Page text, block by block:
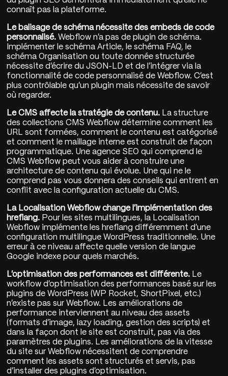
connaît pas la plateforme.
Le balisage de schéma nécessite des embeds de code
personnalisé. Webflow n'a pas de plugin de schéma.
Implémenter le schéma Article, le schéma FAQ, le
schéma Organisation ou toute donnée structurée
nécessite d'écrire du JSON-LD et de l'intégrer via la
fonctionnalité de code personnalisé de Webflow. C'est
plus contrôlable qu'un plugin mais nécessite de savoir
où regarder.
Le CMS affecte la stratégie de contenu. La structure
des collections CMS Webflow détermine comment les
URL sont formées, comment le contenu est catégorisé
et comment le maillage interne est construit de façon
programmatique. Une agence SEO qui comprend le
CMS Webflow peut vous aider à construire une
architecture de contenu qui évolue. Une qui ne le
comprend pas vous donnera des conseils qui entrent en
conflit avec la configuration actuelle du CMS.
La Localisation Webflow change l'implémentation des
hreflang. Pour les sites multilingues, la Localisation
Webflow implémente les hreflang différemment d'une
configuration multilingue WordPress traditionnelle. Une
erreur à ce niveau affecte quelle version de langue
Google indexe pour quels marchés.
L'optimisation des performances est différente. Le
workflow d'optimisation des performances basé sur les
plugins de WordPress (WP Rocket, ShortPixel, etc.)
n'existe pas sur Webflow. Les améliorations de
performance interviennent au niveau des assets
(formats d'image, lazy loading, gestion des scripts) et
dans la façon dont le site est construit, pas via des
paramètres de plugins. Les améliorations de la vitesse
du site sur Webflow nécessitent de comprendre
comment les assets sont structurés et servis, pas
d'installer des plugins d'optimisation.